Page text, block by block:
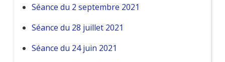
Séance du 2 septembre 2021
Séance du 28 juillet 2021
Séance du 24 juin 2021